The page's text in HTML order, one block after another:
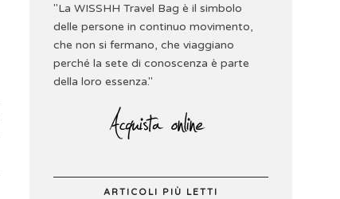
"La WISSHH Travel Bag è il simbolo
delle persone in continuo movimento,
che non si fermano, che viaggiano
perché la sete di conoscenza è parte
della loro essenza."
ARTICOLI PIÙ LETTI